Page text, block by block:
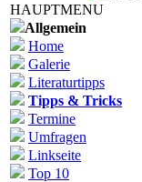
HAUPTMENU
Allgemein
Home
Galerie
Literaturtipps
Tipps & Tricks
Termine
Umfragen
Linkseite
Top 10